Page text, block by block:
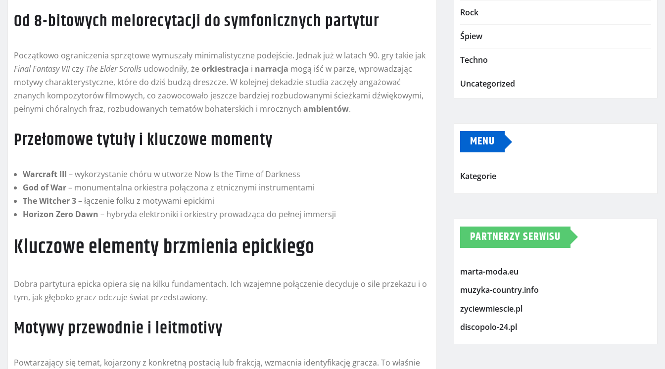
Od 8-bitowych melorecytacji do symfonicznych partytur
Początkowo ograniczenia sprzętowe wymuszały minimalistyczne podejście. Jednak już w latach 90. gry takie jak
Final Fantasy VIIczy The Elder Scrolls udowodniły, że orkiestracja i narracja mogą iść w parze, wprowadzając
motywy charakterystyczne, które do dziś budzą dreszcze. W kolejnej dekadzie studia zaczęły angażować
znanych kompozytorów filmowych, co zaowocowało jeszcze bardziej rozbudowanymi ścieżkami dźwiękowymi,
pełnymi chóralnych fraz, rozbudowanych tematów bohaterskich i mrocznych ambientów.
Przełomowe tytuły i kluczowe momenty
Warcraft III – wykorzystanie chóru w utworze Now Is the Time of Darkness
God of War– monumentalna orkiestra połączona z etnicznymi instrumentami
The Witcher 3– łączenie folku z motywami epickimi
Horizon Zero Dawn – hybryda elektroniki i orkiestry prowadząca do pełnej immersji
Kluczowe elementy brzmienia epickiego
Dobra partytura epicka opiera się na kilku fundamentach. Ich wzajemne połączenie decyduje o sile przekazu i o
tym, jak głęboko gracz odczuje świat przedstawiony.
Motywy przewodnie i leitmotivy
Powtarzający się temat, kojarzony z konkretną postacią lub frakcją, wzmacnia identyfikację gracza. To właśnie
Rock
Śpiew
Techno
Uncategorized
MENU
Kategorie
PARTNERZY SERWISU
marta-moda.eu
muzyka-country.info
zyciewmiescie.pl
discopolo-24.pl